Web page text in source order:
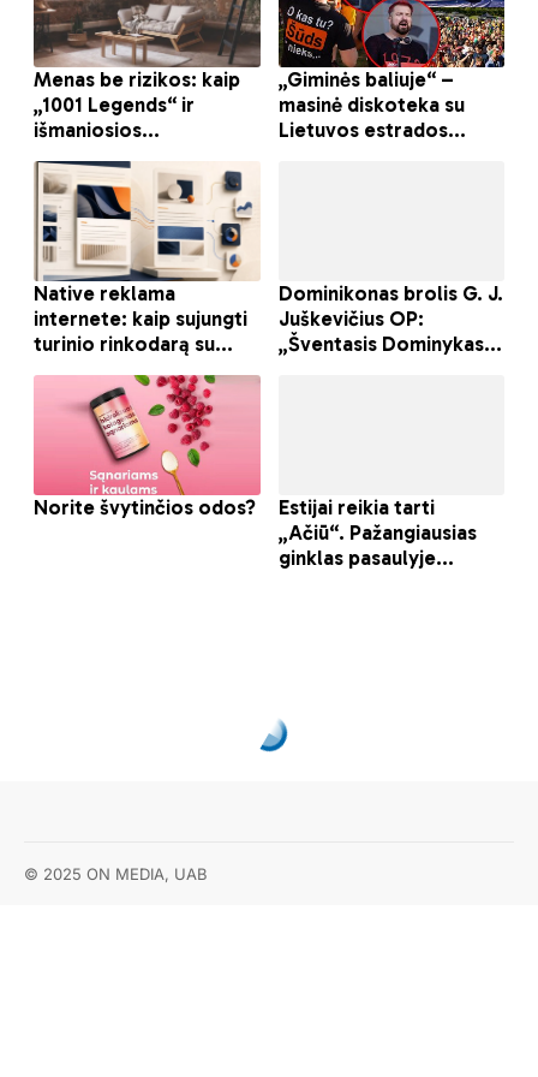
© 2025 ON MEDIA, UAB